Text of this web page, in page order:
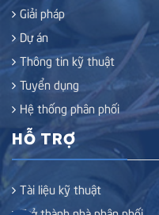
Giải pháp
Dự án
Thông tin kỹ thuật
Tuyển dụng
Hệ thống phân phối
HỖ TRỢ
Tài liệu kỹ thuật